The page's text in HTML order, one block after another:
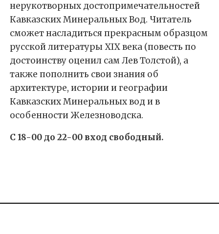
нерукотворных достопримечательностей
Кавказских Минеральных Вод. Читатель
сможет насладиться прекрасным образцом
русской литературы ХIХ века (повесть по
достоинству оценил сам Лев Толстой), а
также пополнить свои знания об
архитектуре, истории и географии
Кавказских Минеральных вод и в
особенности Железноводска.
С 18-00 до 22-00 вход свободный.